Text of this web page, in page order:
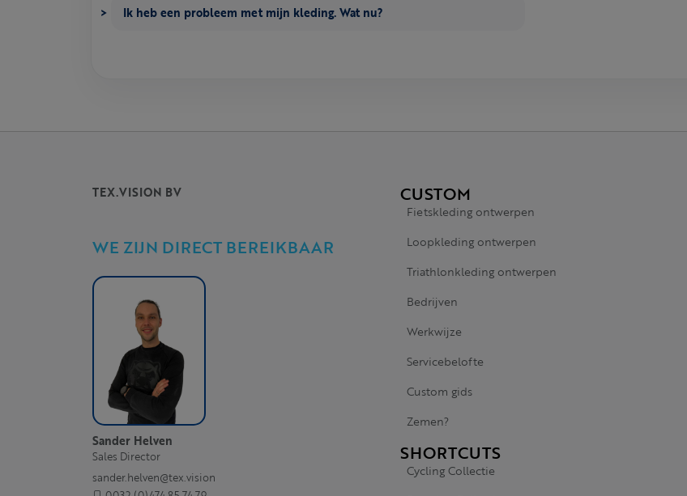
Ik heb een probleem met mijn kleding. Wat nu?
TEX.VISION BV
WE ZIJN DIRECT BEREIKBAAR
Sander Helven
Sales Director
sander.helven@tex.vision
CUSTOM
Fietskleding ontwerpen
Loopkleding ontwerpen
Triathlonkleding ontwerpen
Bedrijven
Werkwijze
Servicebelofte
Custom gids
Zemen?
SHORTCUTS
Cycling Collectie